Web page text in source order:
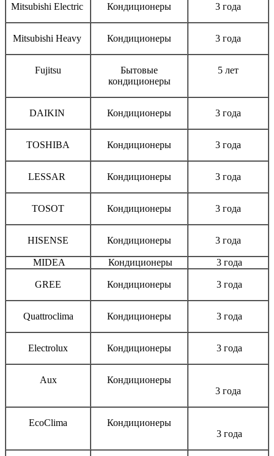
Mitsubishi Electric Кондиционеры 3 года
Mitsubishi Heavy Кондиционеры 3 года
Fujitsu
Бытовые
кондиционеры
5 лет
DAIKIN Кондиционеры 3 года
TOSHIBA Кондиционеры 3 года
LESSAR Кондиционеры 3 года
TOSOT Кондиционеры 3 года
HISENSE Кондиционеры 3 года
MIDEA Кондиционеры 3 года
GREE Кондиционеры 3 года
Quattroclima Кондиционеры 3 года
Electrolux Кондиционеры 3 года
Aux
Кондиционеры
3 года
EcoClima
Кондиционеры
3 года